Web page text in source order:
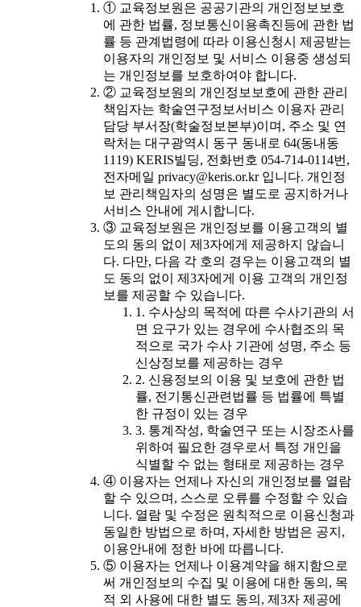
① 교육정보원은 공공기관의 개인정보보호
에 관한 법률, 정보통신이용촉진등에 관한 법
률 등 관계법령에 따라 이용신청시 제공받는
이용자의 개인정보 및 서비스 이용중 생성되
는 개인정보를 보호하여야 합니다.
② 교육정보원의 개인정보보호에 관한 관리
책임자는 학술연구정보서비스 이용자 관리
담당 부서장(학술정보본부)이며, 주소 및 연
락처는 대구광역시 동구 동내로 64(동내동
1119) KERIS빌딩, 전화번호 054-714-0114번,
전자메일 privacy@keris.or.kr 입니다. 개인정
보 관리책임자의 성명은 별도로 공지하거나
서비스 안내에 게시합니다.
③ 교육정보원은 개인정보를 이용고객의 별
도의 동의 없이 제3자에게 제공하지 않습니
다. 다만, 다음 각 호의 경우는 이용고객의 별
도 동의 없이 제3자에게 이용 고객의 개인정
보를 제공할 수 있습니다.
1. 수사상의 목적에 따른 수사기관의 서
면 요구가 있는 경우에 수사협조의 목
적으로 국가 수사 기관에 성명, 주소 등
신상정보를 제공하는 경우
2. 신용정보의 이용 및 보호에 관한 법
률, 전기통신관련법률 등 법률에 특별
한 규정이 있는 경우
3. 통계작성, 학술연구 또는 시장조사를
위하여 필요한 경우로서 특정 개인을
식별할 수 없는 형태로 제공하는 경우
④ 이용자는 언제나 자신의 개인정보를 열람
할 수 있으며, 스스로 오류를 수정할 수 있습
니다. 열람 및 수정은 원칙적으로 이용신청과
동일한 방법으로 하며, 자세한 방법은 공지,
이용안내에 정한 바에 따릅니다.
⑤ 이용자는 언제나 이용계약을 해지함으로
써 개인정보의 수집 및 이용에 대한 동의, 목
적 외 사용에 대한 별도 동의, 제3자 제공에